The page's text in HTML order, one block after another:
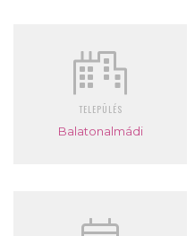
TELEPÜLÉS
Balatonalmádi